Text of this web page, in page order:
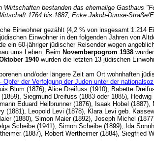
Wirtschaften bestanden das ehemalige Gasthaus
1764 bis 1887, Ecke Jakob-Dürrse-Straße/
Einwohner gezählt (4,2 % von insgesamt 1.214
Einwohner in den folgenden Jahren von
ein 60-jähriger jüdischer Reisender wegen
ums Leben. Beim Novemberpogrom 1938
1940 wurden die letzten 13 jüdischen
und/oder längere Zeit am Ort wohnhaften
Opfer der Verfolgung der Juden unter der
Blum (1876), Alice Dreifuss (1910), Babette
Siegmund Dreifuss (1883 oder 1885),
Eduard Heilbrunner (1876), Isaak Hobel
(1881), Leopold Levi (1878), Klara Levi geb.
(1880), Simon Maier (1892), Joseph Michel
Scheibe (1941), Simon Scheibe (1899), Ida
(1887), Robert Wertheimer (1884), Siegfried